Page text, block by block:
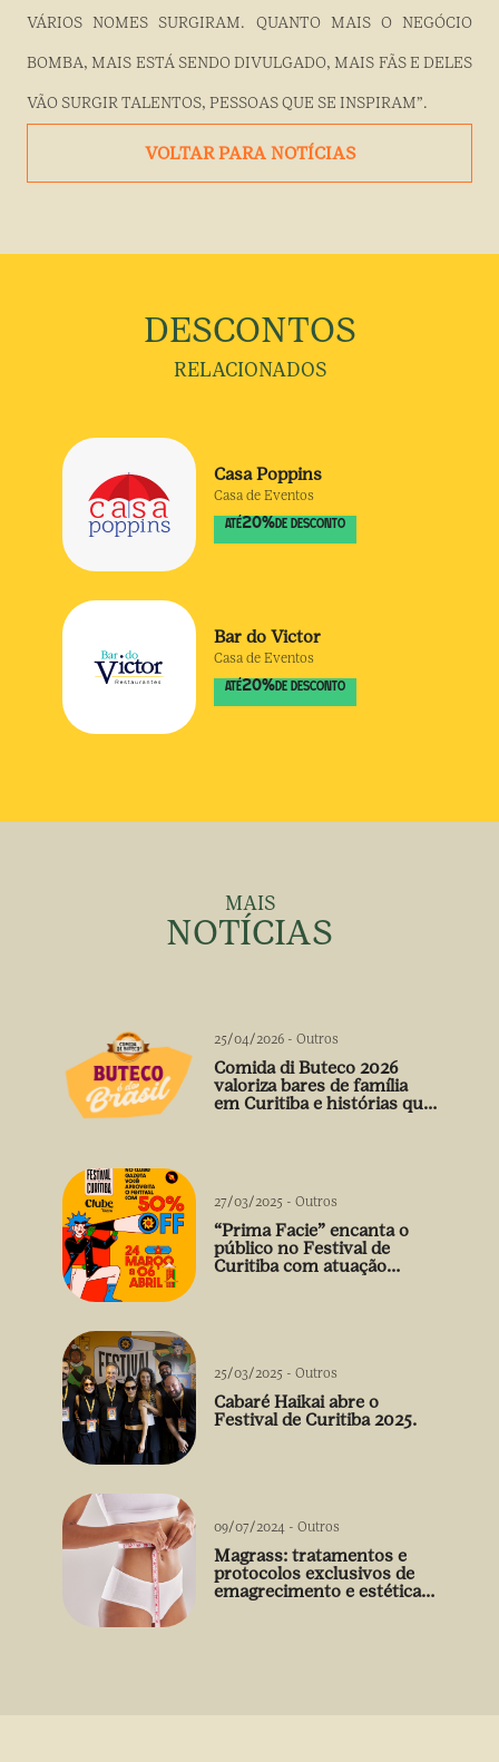
VÁRIOS NOMES SURGIRAM. QUANTO MAIS O NEGÓCIO
BOMBA, MAIS ESTÁ SENDO DIVULGADO, MAIS FÃS E DELES
VÃO SURGIR TALENTOS, PESSOAS QUE SE INSPIRAM”.
VOLTAR PARA NOTÍCIAS
DESCONTOS
RELACIONADOS
Casa Poppins
Casa de Eventos
ATÉ20% DE DESCONTO
Bar do Victor
Casa de Eventos
ATÉ20% DE DESCONTO
MAIS
NOTÍCIAS
25/04/2026 - Outros
Comida di Buteco 2026
valoriza bares de família
em Curitiba e histórias que
27/03/2025 - Outros
“Prima Facie” encanta o
público no Festival de
Curitiba com atuação
25/03/2025 - Outros
Cabaré Haikai abre o
Festival de Curitiba 2025.
09/07/2024 - Outros
Magrass: tratamentos e
protocolos exclusivos de
emagrecimento e estética